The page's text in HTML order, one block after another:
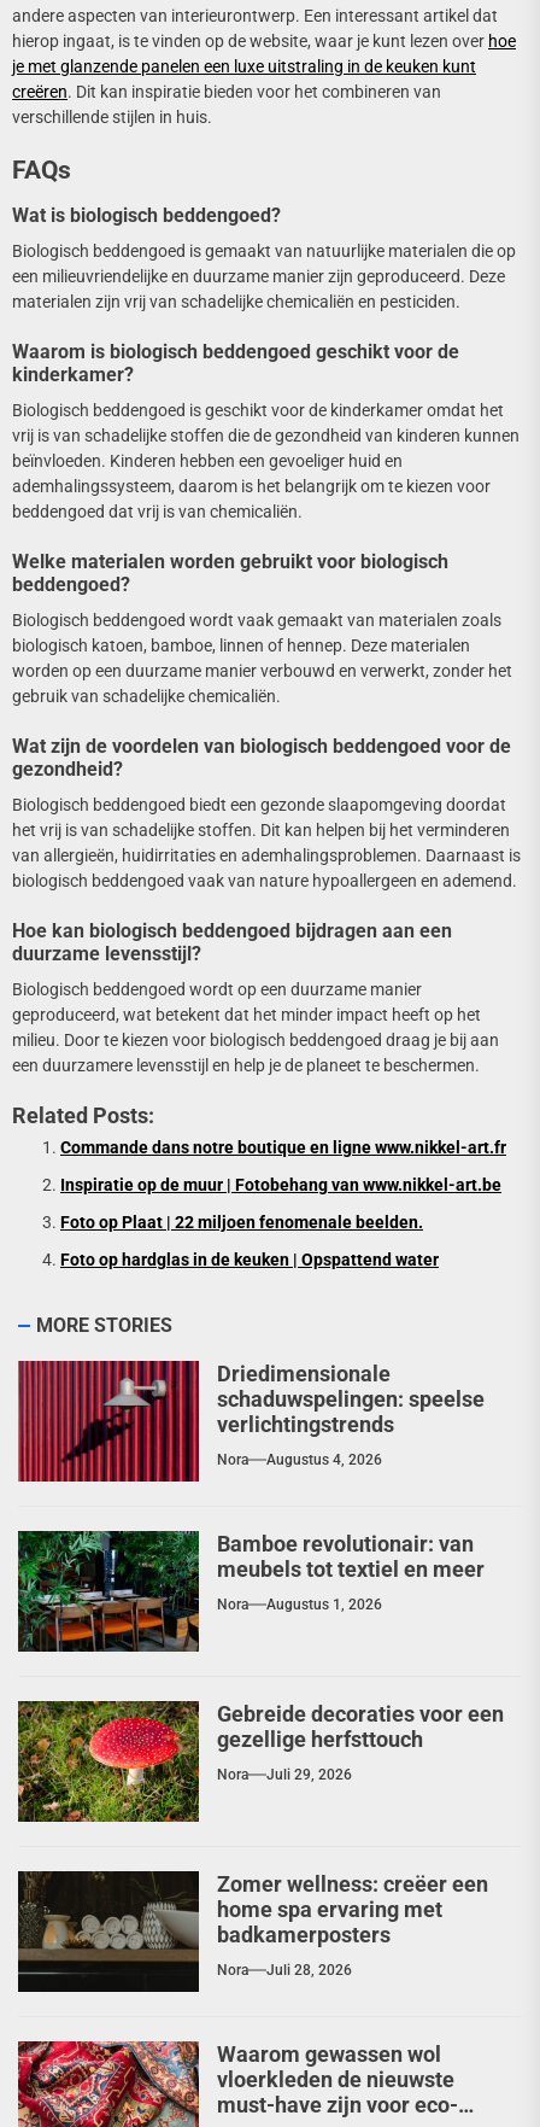
andere aspecten van interieurontwerp. Een interessant artikel dat
hierop ingaat, is te vinden op de website, waar je kunt lezen over hoe
je met glanzende panelen een luxe uitstraling in de keuken kunt
creëren. Dit kan inspiratie bieden voor het combineren van
verschillende stijlen in huis.
FAQs
Wat is biologisch beddengoed?
Biologisch beddengoed is gemaakt van natuurlijke materialen die op
een milieuvriendelijke en duurzame manier zijn geproduceerd. Deze
materialen zijn vrij van schadelijke chemicaliën en pesticiden.
Waarom is biologisch beddengoed geschikt voor de
kinderkamer?
Biologisch beddengoed is geschikt voor de kinderkamer omdat het
vrij is van schadelijke stoffen die de gezondheid van kinderen kunnen
beïnvloeden. Kinderen hebben een gevoeliger huid en
ademhalingssysteem, daarom is het belangrijk om te kiezen voor
beddengoed dat vrij is van chemicaliën.
Welke materialen worden gebruikt voor biologisch
beddengoed?
Biologisch beddengoed wordt vaak gemaakt van materialen zoals
biologisch katoen, bamboe, linnen of hennep. Deze materialen
worden op een duurzame manier verbouwd en verwerkt, zonder het
gebruik van schadelijke chemicaliën.
Wat zijn de voordelen van biologisch beddengoed voor de
gezondheid?
Biologisch beddengoed biedt een gezonde slaapomgeving doordat
het vrij is van schadelijke stoffen. Dit kan helpen bij het verminderen
van allergieën, huidirritaties en ademhalingsproblemen. Daarnaast is
biologisch beddengoed vaak van nature hypoallergeen en ademend.
Hoe kan biologisch beddengoed bijdragen aan een
duurzame levensstijl?
Biologisch beddengoed wordt op een duurzame manier
geproduceerd, wat betekent dat het minder impact heeft op het
milieu. Door te kiezen voor biologisch beddengoed draag je bij aan
een duurzamere levensstijl en help je de planeet te beschermen.
Related Posts:
Commande dans notre boutique en ligne www.nikkel-art.fr
Inspiratie op de muur | Fotobehang van www.nikkel-art.be
Foto op Plaat | 22 miljoen fenomenale beelden.
Foto op hardglas in de keuken | Opspattend water
MORE STORIES
Driedimensionale
schaduwspelingen: speelse
verlichtingstrends
Nora Augustus 4, 2026
Bamboe revolutionair: van
meubels tot textiel en meer
Nora Augustus 1, 2026
Gebreide decoraties voor een
gezellige herfsttouch
Nora Juli 29, 2026
Zomer wellness: creëer een
home spa ervaring met
badkamerposters
Nora Juli 28, 2026
Waarom gewassen wol
vloerkleden de nieuwste
must-have zijn voor eco-